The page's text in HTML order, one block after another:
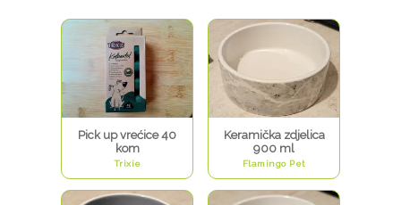
Pick up vrećice 40
kom
Trixie
Keramička zdjelica
900 ml
Flamingo Pet